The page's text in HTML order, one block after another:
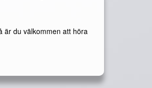
är du välkommen att höra